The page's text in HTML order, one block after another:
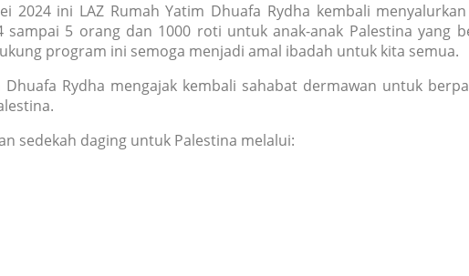
2024 ini LAZ Rumah Yatim Dhuafa Rydha kembali
5 orang dan 1000 roti untuk anak-anak Palestina yang
program ini semoga menjadi amal ibadah untuk kita semua.
Rydha mengajak kembali sahabat dermawan untuk
sedekah daging untuk Palestina melalui: